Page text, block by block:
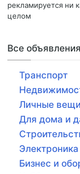
рекламируется ни
целом
Все объявления
Транспорт
Личные вещи
Для дома и
Электроника
Бизнес и